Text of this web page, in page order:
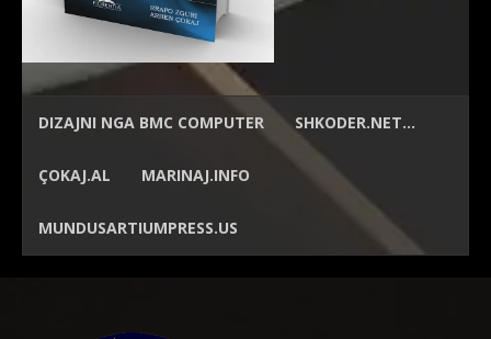
DIZAJNI NGA BMC COMPUTER SHKODER.NET…
ÇOKAJ.AL MARINAJ.INFO
MUNDUSARTIUMPRESS.US